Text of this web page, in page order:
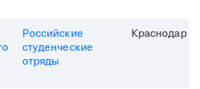
Российские
студенческие
отряды
Краснодар